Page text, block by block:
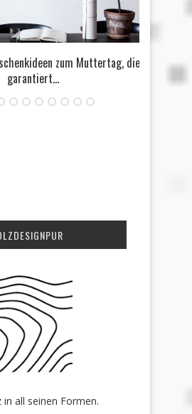
zum Muttertag, die
garantiert...
in all seinen Formen.